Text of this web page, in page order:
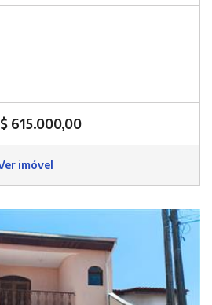
615.000,00
imóvel